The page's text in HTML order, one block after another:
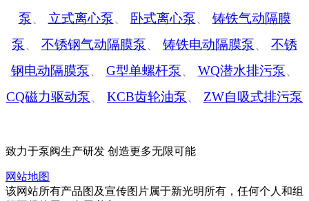
泵、 立式离心泵、 卧式离心泵、 铸铁气动隔膜
泵、 不锈钢气动隔膜泵、 铸铁电动隔膜泵、 不锈
钢电动隔膜泵、 G型单螺杆泵、 WQ潜水排污泵、
CQ磁力驱动泵、 KCB齿轮油泵、 ZW自吸式排污泵
致力于泵阀生产研发 创造更多无限可能
网站地图
该网站所有产品图及宣传图片属于新光明所有，任何个人和组